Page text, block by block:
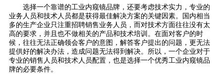
选择一个靠谱的工业内窥镜品牌，还要考虑技术实力，专业的
业务人员和技术人员都是获得最佳解决方案的关键因素。国内相当
多的生产企业只注重招聘销售业务人员，而对技术方面往往没有太
高的要求，并且也不做相关的产品和技术培训。在面对客户的时
候，往往无法正确领会客户的意图，解答客户提出的问题，更无法
提供好的解决办法，造成问题无法得到解决。所以，一个企业对于
专业的销售人员和技术人员配置，也是选择一个优秀工业内窥镜品
牌的必要条件。